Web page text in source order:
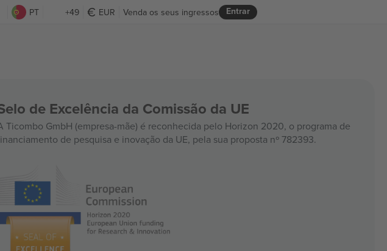
PT +49 EUR Entrar
Venda os seus ingressos
de Excelência da Comissão da UE
Ticombo GmbH (empresa-mãe) é reconhecida pelo Horizon 2020, o programa de
de pesquisa e inovação da UE, pela sua proposta nº 782393.